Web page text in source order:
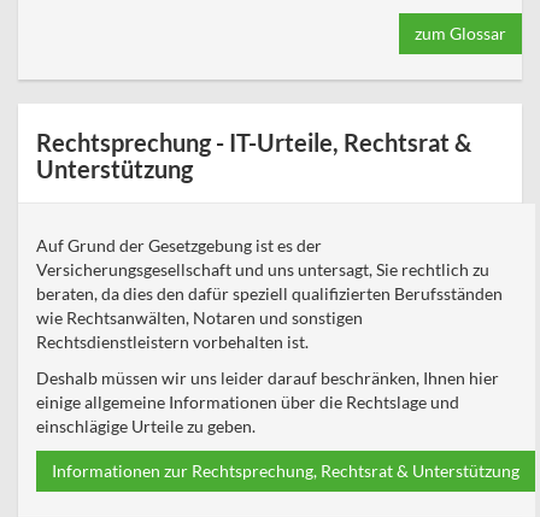
zum Glossar
Rechtsprechung - IT-Urteile, Rechtsrat &
Unterstützung
Auf Grund der Gesetzgebung ist es der
Versicherungsgesellschaft und uns untersagt, Sie rechtlich zu
beraten, da dies den dafür speziell qualifizierten Berufsständen
wie Rechtsanwälten, Notaren und sonstigen
Rechtsdienstleistern vorbehalten ist.
Deshalb müssen wir uns leider darauf beschränken, Ihnen hier
einige allgemeine Informationen über die Rechtslage und
einschlägige Urteile zu geben.
Informationen zur Rechtsprechung, Rechtsrat & Unterstützung